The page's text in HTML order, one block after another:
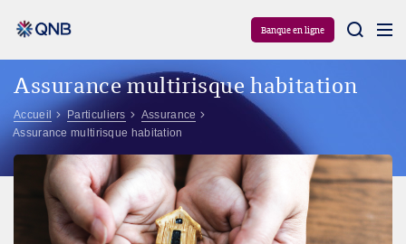
Banque en ligne
Assurance multirisque habitation
Accueil Particuliers
Assurance
Assurance multirisque habitation